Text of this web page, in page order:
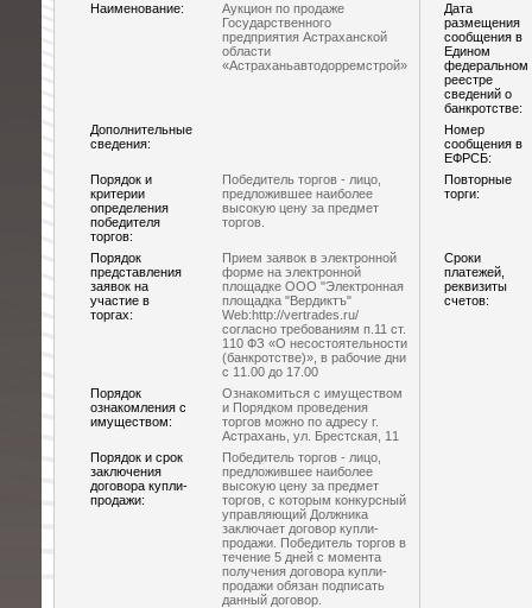
Наименование:
Аукцион по продаже
Государственного
предприятия Астраханской
области
«Астраханьавтодорремстрой»
Дата
размещения
сообщения в
Едином
федеральном
реестре
сведений о
банкротстве:
Дополнительные
сведения:
Номер
сообщения в
ЕФРСБ:
Порядок и
критерии
определения
победителя
торгов:
Победитель торгов - лицо,
предложившее наиболее
высокую цену за предмет
торгов.
Повторные
торги:
Порядок
представления
заявок на
участие в
торгах:
Прием заявок в электронной
форме на электронной
площадке ООО "Электронная
площадка "Вердиктъ"
Web:http://vertrades.ru/
согласно требованиям п.11 ст.
110 ФЗ «О несостоятельности
(банкротстве)», в рабочие дни
с 11.00 до 17.00
Сроки
платежей,
реквизиты
счетов:
Порядок
ознакомления с
имуществом:
Ознакомиться с имуществом
и Порядком проведения
торгов можно по адресу г.
Астрахань, ул. Брестская, 11
Порядок и срок
заключения
договора купли-
продажи:
Победитель торгов - лицо,
предложившее наиболее
высокую цену за предмет
торгов, с которым конкурсный
управляющий Должника
заключает договор купли-
продажи. Победитель торгов в
течение 5 дней с момента
получения договора купли-
продажи обязан подписать
данный договор.